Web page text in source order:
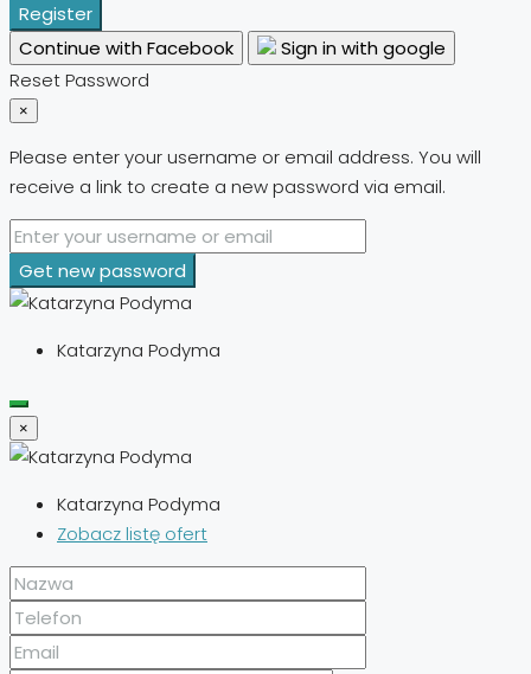
Register
Continue with Facebook
Sign in with google
Reset Password
×
Please enter your username or email address. You will
receive a link to create a new password via email.
Get new password
Katarzyna Podyma
×
Katarzyna Podyma
Zobacz listę ofert